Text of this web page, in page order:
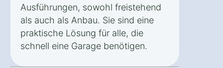
Ausführungen, sowohl freistehend
als auch als Anbau. Sie sind eine
praktische Lösung für alle, die
schnell eine Garage benötigen.